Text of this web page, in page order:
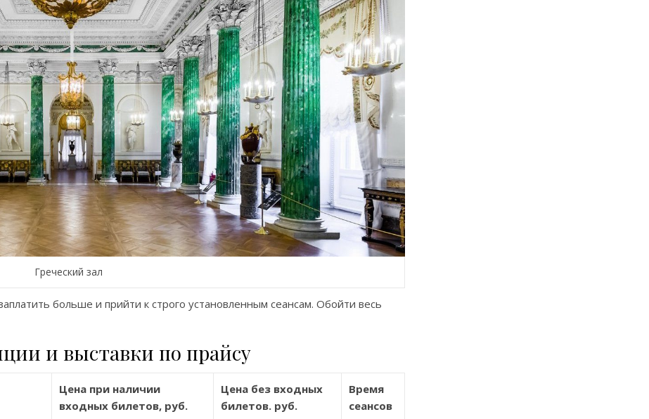
Греческий зал
больше и прийти к строго установленным сеансам. Обойти весь
и выставки по прайсу
Цена при наличии
входных билетов, руб.
Цена без входных
билетов. руб.
Время
сеансов